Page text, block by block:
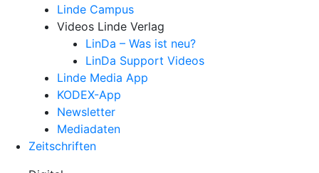
Linde Campus
Videos Linde Verlag
LinDa – Was ist neu?
LinDa Support Videos
Linde Media App
KODEX-App
Newsletter
Mediadaten
Zeitschriften